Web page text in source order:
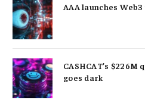
AAA launches
CASHCAT’s $226M
goes dark